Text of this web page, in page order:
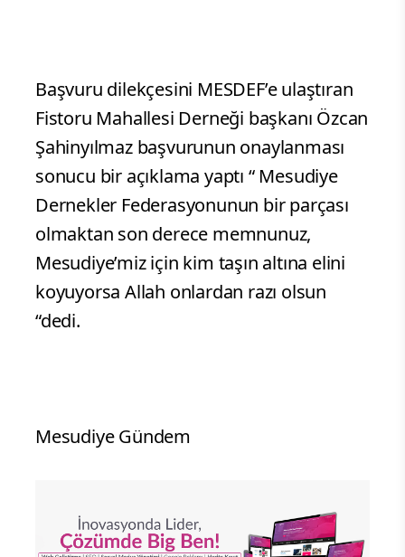
Başvuru dilekçesini MESDEF’e ulaştıran
Fistoru Mahallesi Derneği başkanı Özcan
Şahinyılmaz başvurunun onaylanması
sonucu bir açıklama yaptı “ Mesudiye
Dernekler Federasyonunun bir parçası
olmaktan son derece memnunuz,
Mesudiye’miz için kim taşın altına elini
koyuyorsa Allah onlardan razı olsun
“dedi.
Mesudiye Gündem